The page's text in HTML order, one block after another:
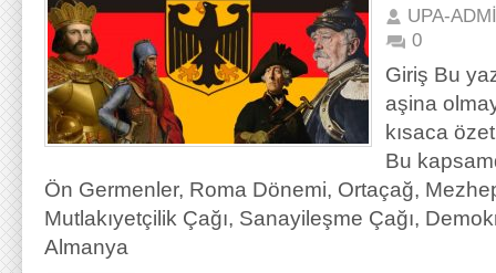
UPA-
0
Giriş Bu
aşina
kısaca
Bu
Ön Germenler, Roma Dönemi, Ortaçağ,
Mutlakıyetçilik Çağı, Sanayileşme Çağı,
Almanya